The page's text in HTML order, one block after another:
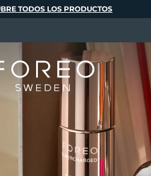
TODOS LOS PRODUCTOS